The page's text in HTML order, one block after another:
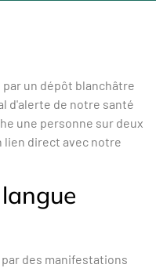
un dépôt blanchâtre
d'alerte de notre santé
une personne sur deux
lien direct avec notre
des manifestations